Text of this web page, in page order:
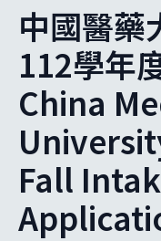
中國醫藥
112學年
China
Fall